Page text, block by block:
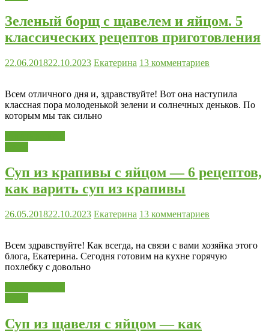
Зеленый борщ с щавелем и яйцом. 5
классических рецептов приготовления
22.06.201822.10.2023 Екатерина 13 комментариев
Всем отличного дня и, здравствуйте! Вот она наступила
классная пора молоденькой зелени и солнечных деньков. По
которым мы так сильно
Суп из крапивы с яйцом — 6 рецептов,
как варить суп из крапивы
26.05.201822.10.2023 Екатерина 13 комментариев
Всем здравствуйте! Как всегда, на связи с вами хозяйка этого
блога, Екатерина. Сегодня готовим на кухне горячую
похлебку с довольно
Суп из щавеля с яйцом — как